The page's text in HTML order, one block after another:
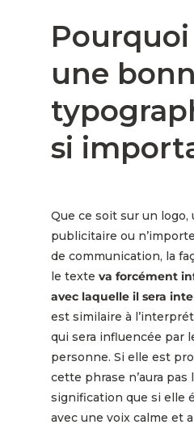
une
si
Que ce soit sur un logo,
publicitaire ou
de communication, la
le texte va forcément
avec laquelle il sera
est similaire à
qui sera influencée par
personne. Si elle est
cette phrase n’aura pas
signification que si elle
avec une voix calme et